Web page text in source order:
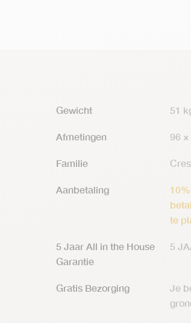
Gewicht 51
Afmetingen 96
Familie
Aanbetaling
te
5 Jaar All in the House
Garantie
5
Gratis Bezorging
Je